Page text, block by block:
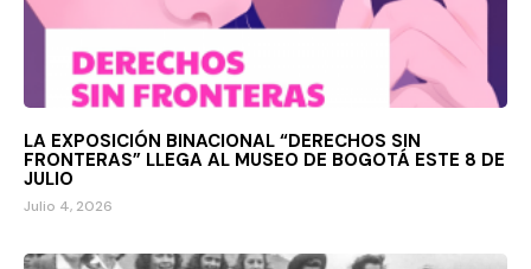
LA EXPOSICIÓN BINACIONAL “DERECHOS SIN
FRONTERAS” LLEGA AL MUSEO DE BOGOTÁ ESTE 8 DE
JULIO
Julio 4, 2026